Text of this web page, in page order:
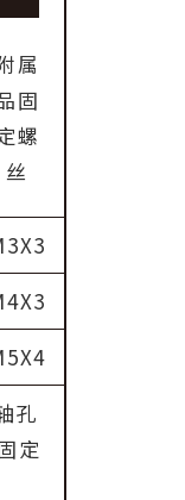
属
固
螺
丝
孔
定